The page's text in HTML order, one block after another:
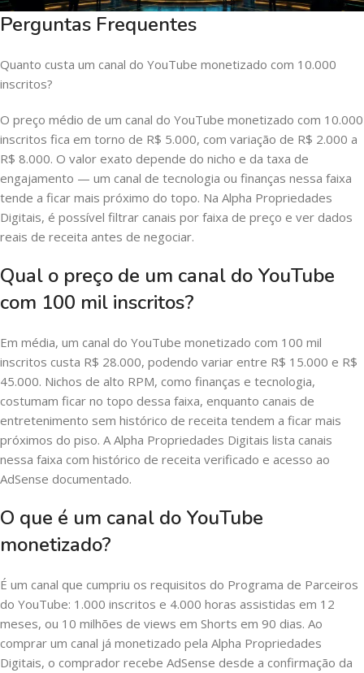
Perguntas Frequentes
Quanto custa um canal do YouTube monetizado com 10.000
inscritos?
O preço médio de um canal do YouTube monetizado com 10.000
inscritos fica em torno de R$ 5.000, com variação de R$ 2.000 a
R$ 8.000. O valor exato depende do nicho e da taxa de
engajamento — um canal de tecnologia ou finanças nessa faixa
tende a ficar mais próximo do topo. Na Alpha Propriedades
Digitais, é possível filtrar canais por faixa de preço e ver dados
reais de receita antes de negociar.
Qual o preço de um canal do YouTube
com 100 mil inscritos?
Em média, um canal do YouTube monetizado com 100 mil
inscritos custa R$ 28.000, podendo variar entre R$ 15.000 e R$
45.000. Nichos de alto RPM, como finanças e tecnologia,
costumam ficar no topo dessa faixa, enquanto canais de
entretenimento sem histórico de receita tendem a ficar mais
próximos do piso. A Alpha Propriedades Digitais lista canais
nessa faixa com histórico de receita verificado e acesso ao
AdSense documentado.
O que é um canal do YouTube
monetizado?
É um canal que cumpriu os requisitos do Programa de Parceiros
do YouTube: 1.000 inscritos e 4.000 horas assistidas em 12
meses, ou 10 milhões de views em Shorts em 90 dias. Ao
comprar um canal já monetizado pela Alpha Propriedades
Digitais, o comprador recebe AdSense desde a confirmação da